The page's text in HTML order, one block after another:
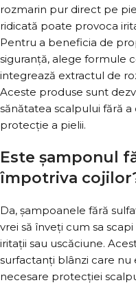
rozmarin pur direct pe
ridicată poate provoca
Pentru a beneficia de
siguranță, alege formule
integrează extractul de
Aceste produse sunt
sănătatea scalpului fără
protecție a pielii.
Este șamponul
împotriva
Da, șampoanele fără
vrei să înveți cum sa
iritații sau uscăciune.
surfactanți blânzi care
necesare protecției